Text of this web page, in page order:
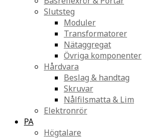
Slutsteg
Moduler
Transformatorer
Nätaggregat
Övriga komponenter
Hårdvara
Beslag & handtag
Skruvar
Nålfilsmatta & Lim
Elektronrör
PA
Högtalare